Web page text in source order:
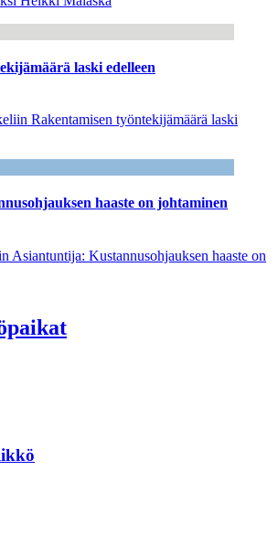
laski edelleen
Rakentamisen työntekijämäärä laski
haaste on johtaminen
Asiantuntija: Kustannusohjauksen haaste on